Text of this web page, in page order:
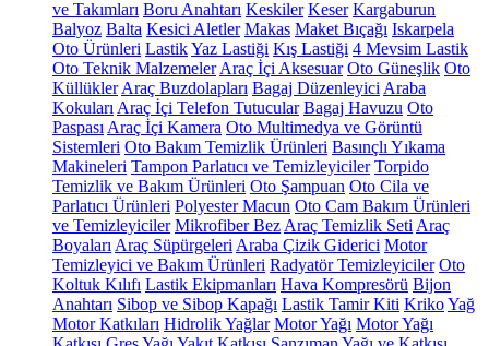
ve Takımları Boru Anahtarı Keskiler Keser Kargaburun
Balyoz Balta Kesici Aletler Makas Maket Bıçağı Iskarpela
Oto Ürünleri LastikYaz Lastiği Kış Lastiği 4 Mevsim Lastik
Oto Teknik Malzemeler Araç İçi Aksesuar Oto Güneşlik Oto
Küllükler Araç Buzdolapları Bagaj Düzenleyici Araba
Kokuları Araç İçi Telefon Tutucular Bagaj Havuzu Oto
Paspası Araç İçi Kamera Oto Multimedya ve Görüntü
Sistemleri Oto Bakım Temizlik Ürünleri Basınçlı Yıkama
Makineleri Tampon Parlatıcı ve Temizleyiciler Torpido
Temizlik ve Bakım Ürünleri Oto Şampuan Oto Cila ve
Parlatıcı Ürünleri Polyester Macun Oto Cam Bakım Ürünleri
ve Temizleyiciler Mikrofiber Bez Araç Temizlik Seti Araç
Boyaları Araç Süpürgeleri Araba Çizik Giderici Motor
Temizleyici ve Bakım Ürünleri Radyatör Temizleyiciler Oto
Koltuk Kılıfı Lastik Ekipmanları Hava Kompresörü Bijon
Anahtarı Sibop ve Sibop Kapağı Lastik Tamir Kiti KrikoYağ
Motor Katkıları Hidrolik Yağlar Motor Yağı Motor Yağı